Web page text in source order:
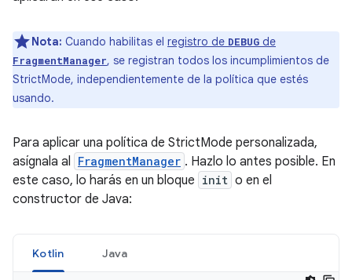
Nota: Cuando habilitas el registro de DEBUG de
FragmentManager, se registran todos los incumplimientos de
StrictMode, independientemente de la política que estés
usando.
Para aplicar una política de StrictMode personalizada,
asígnala al FragmentManager . Hazlo lo antes posible. En
este caso, lo harás en un bloque init o en el
constructor de Java:
Kotlin Java